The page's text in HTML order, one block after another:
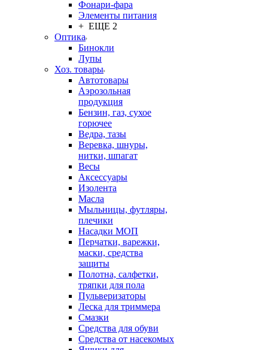
Фонари-фара
Элементы питания
+ ЕЩЕ 2
Оптика
Бинокли
Лупы
Хоз. товары
Автотовары
Аэрозольная
продукция
Бензин, газ, сухое
горючее
Ведра, тазы
Веревка, шнуры,
нитки, шпагат
Весы
Аксессуары
Изолента
Масла
Мыльницы, футляры,
плечики
Насадки МОП
Перчатки, варежки,
маски, средства
защиты
Полотна, салфетки,
тряпки для пола
Пульверизаторы
Леска для триммера
Смазки
Средства для обуви
Средства от насекомых